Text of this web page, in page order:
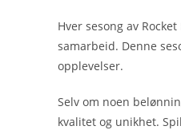
Hver sesong av
samarbeid. Denne
opplevelser.
Selv om noen
kvalitet og unikhet.